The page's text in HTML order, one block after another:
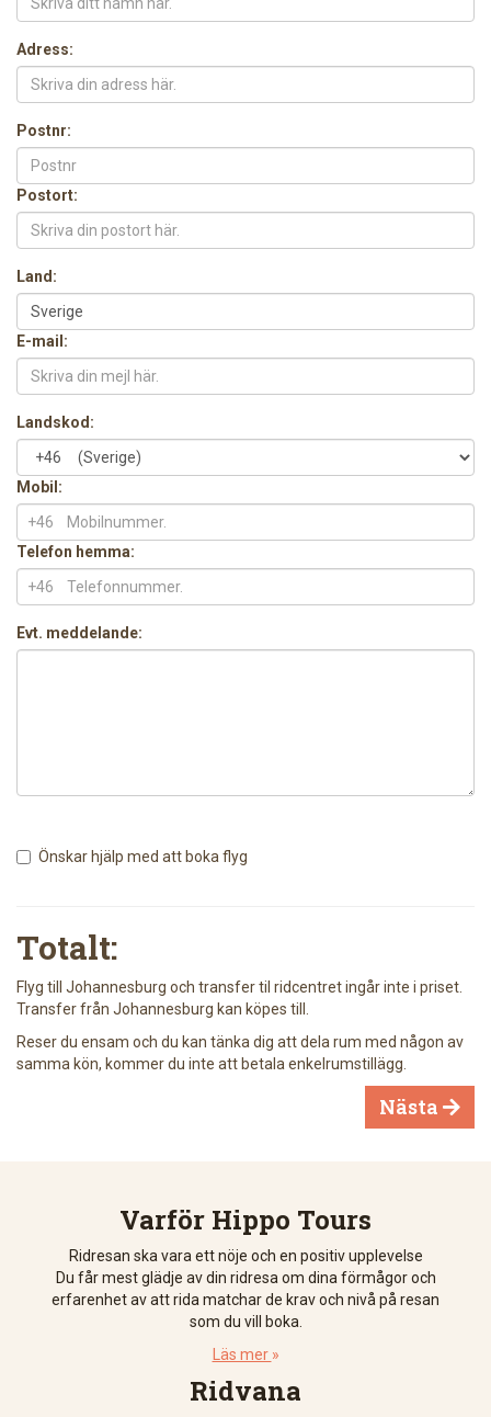
Adress:
Postnr:
Postort:
Land:
E-mail:
Landskod:
Mobil:
+46
Telefon hemma:
+46
Evt. meddelande:
Önskar hjälp med att boka flyg
Totalt:
Flyg till Johannesburg och transfer til ridcentret ingår inte i priset.
Transfer från Johannesburg kan köpes till.
Reser du ensam och du kan tänka dig att dela rum med någon av
samma kön, kommer du inte att betala enkelrumstillägg.
Nästa 
Varför Hippo Tours
Ridresan ska vara ett nöje och en positiv upplevelse
Du får mest glädje av din ridresa om dina förmågor och
erfarenhet av att rida matchar de krav och nivå på resan
som du vill boka.
Läs mer »
Ridvana